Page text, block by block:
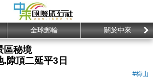
全球郵輪 關於中來
區秘境
隙頂二延平3日
#梅山